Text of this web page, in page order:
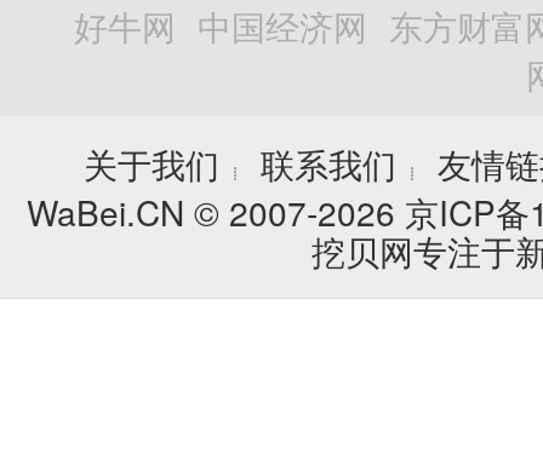
好牛网 中国经济网 东方财富
关于我们
┊ 联系我们 ┊
友情
WaBei.CN © 2007-2026 京ICP
挖贝网专注于